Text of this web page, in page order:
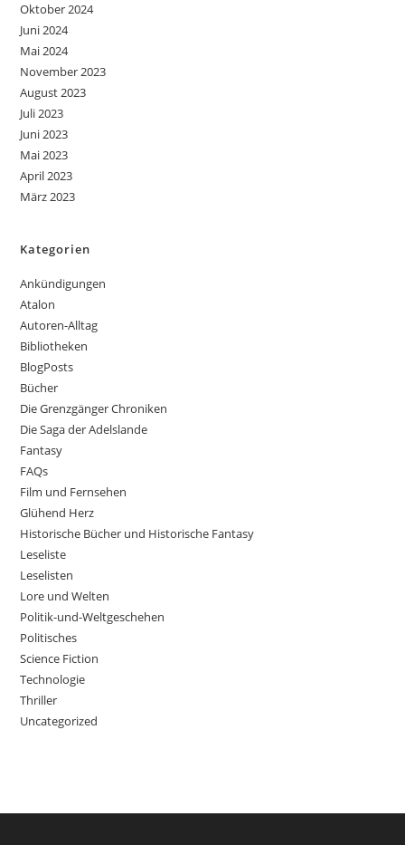
Oktober 2024
Juni 2024
Mai 2024
November 2023
August 2023
Juli 2023
Juni 2023
Mai 2023
April 2023
März 2023
Kategorien
Ankündigungen
Atalon
Autoren-Alltag
Bibliotheken
BlogPosts
Bücher
Die Grenzgänger Chroniken
Die Saga der Adelslande
Fantasy
FAQs
Film und Fernsehen
Glühend Herz
Historische Bücher und Historische Fantasy
Leseliste
Leselisten
Lore und Welten
Politik-und-Weltgeschehen
Politisches
Science Fiction
Technologie
Thriller
Uncategorized